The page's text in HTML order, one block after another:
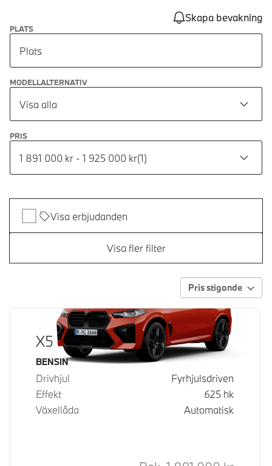
Skapa bevakning
PLATS
Plats
MODELLALTERNATIV
Visa alla
PRIS
1 891 000 kr - 1 925 000 kr(1)
Visa erbjudanden
Visa fler filter
Pris stigande
X5 M Competition
Bränsle
BENSIN
Drivhjul
Fyrhjulsdriven
Effekt
625 hk
Växellåda
Automatisk